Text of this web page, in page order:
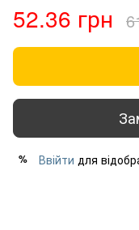
52.36 грн
% Ввійти для